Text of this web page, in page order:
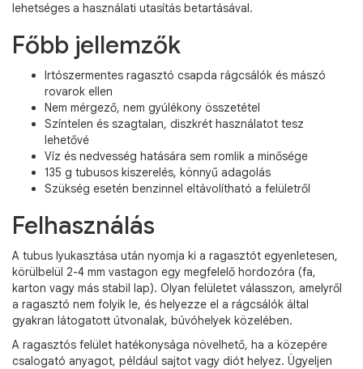
lehetséges a használati utasítás betartásával.
Főbb jellemzők
Irtószermentes ragasztó csapda rágcsálók és mászó
rovarok ellen
Nem mérgező, nem gyúlékony összetétel
Színtelen és szagtalan, diszkrét használatot tesz
lehetővé
Víz és nedvesség hatására sem romlik a minősége
135 g tubusos kiszerelés, könnyű adagolás
Szükség esetén benzinnel eltávolítható a felületről
Felhasználás
A tubus lyukasztása után nyomja ki a ragasztót egyenletesen,
körülbelül 2-4 mm vastagon egy megfelelő hordozóra (fa,
karton vagy más stabil lap). Olyan felületet válasszon, amelyről
a ragasztó nem folyik le, és helyezze el a rágcsálók által
gyakran látogatott útvonalak, búvóhelyek közelében.
A ragasztós felület hatékonysága növelhető, ha a közepére
csalogató anyagot, például sajtot vagy diót helyez. Ügyeljen